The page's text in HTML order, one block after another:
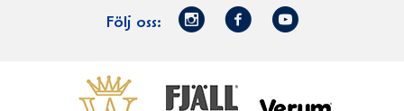
Följ oss:
Norrmejerier
Facebook
Youtube
VästerbottensostFjällfil